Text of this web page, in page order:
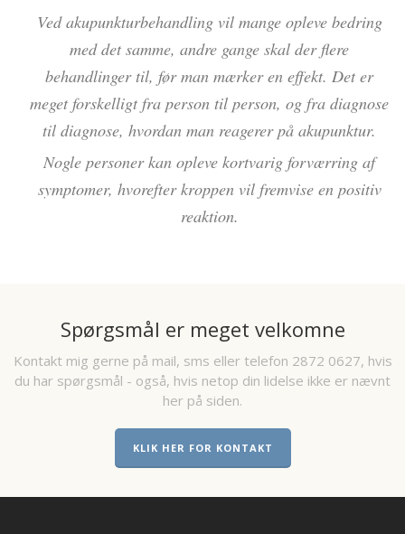
Ved akupunkturbehandling vil mange opleve bedring
med det samme, andre gange skal der flere
behandlinger til, før man mærker en effekt. Det er
meget forskelligt fra person til person, og fra diagnose
til diagnose, hvordan man reagerer på akupunktur.
Nogle personer kan opleve kortvarig forværring af
symptomer, hvorefter kroppen vil fremvise en positiv
reaktion.
Spørgsmål er meget velkomne
Kontakt mig gerne på mail, sms eller telefon 2872 0627, hvis
du har spørgsmål - også, hvis netop din lidelse ikke er nævnt
her på siden.
KLIK HER FOR KONTAKT